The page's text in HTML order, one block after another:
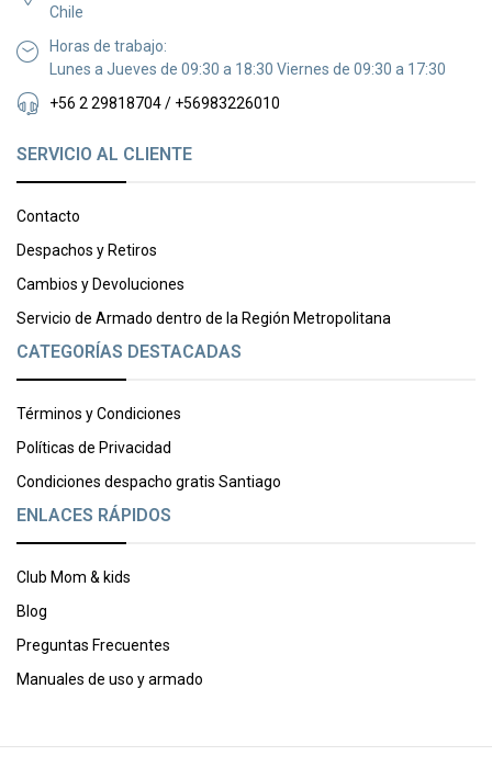
Chile
Horas de trabajo:
Lunes a Jueves de 09:30 a 18:30 Viernes de 09:30 a 17:30
+56 2 29818704 / +56983226010
SERVICIO AL CLIENTE
Contacto
Despachos y Retiros
Cambios y Devoluciones
Servicio de Armado dentro de la Región Metropolitana
CATEGORÍAS DESTACADAS
Términos y Condiciones
Políticas de Privacidad
Condiciones despacho gratis Santiago
ENLACES RÁPIDOS
Club Mom & kids
Blog
Preguntas Frecuentes
Manuales de uso y armado